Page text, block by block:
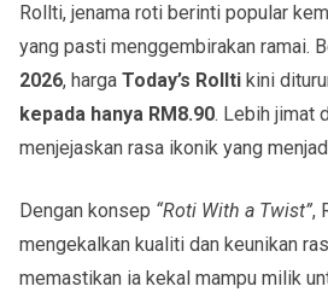
Rollti, jenama roti berinti popular
yang pasti menggembirakan ramai.
2026, harga Today’s Rollti kini
kepada hanya RM8.90. Lebih jimat
menjejaskan rasa ikonik yang
Dengan konsep “Roti With a Twist”,
mengekalkan kualiti dan keunikan
memastikan ia kekal mampu milik